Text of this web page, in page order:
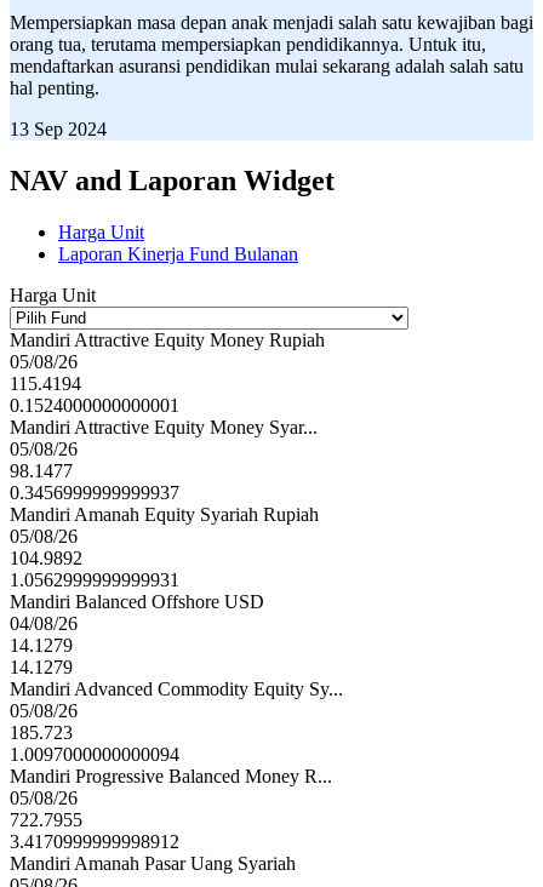
Mempersiapkan masa depan anak menjadi salah satu kewajiban bagi
orang tua, terutama mempersiapkan pendidikannya. Untuk itu,
mendaftarkan asuransi pendidikan mulai sekarang adalah salah satu
hal penting.
13 Sep 2024
NAV and Laporan Widget
Harga Unit
Laporan Kinerja Fund Bulanan
Harga Unit
Mandiri Attractive Equity Money Rupiah
05/08/26
115.4194
0.1524000000000001
Mandiri Attractive Equity Money Syar...
05/08/26
98.1477
0.3456999999999937
Mandiri Amanah Equity Syariah Rupiah
05/08/26
104.9892
1.0562999999999931
Mandiri Balanced Offshore USD
04/08/26
14.1279
14.1279
Mandiri Advanced Commodity Equity Sy...
05/08/26
185.723
1.0097000000000094
Mandiri Progressive Balanced Money R...
05/08/26
722.7955
3.4170999999998912
Mandiri Amanah Pasar Uang Syariah